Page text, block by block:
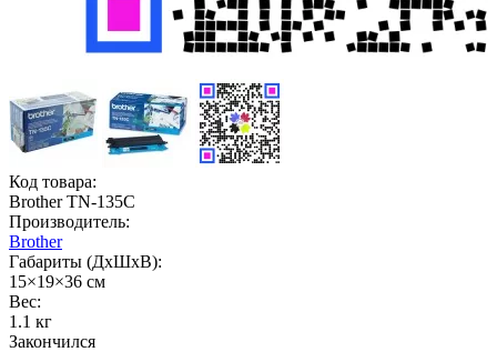
Код товара:
Brother TN-135C
Производитель:
Brother
Габариты (ДхШхВ):
15×19×36 см
Вес:
1.1 кг
Закончился